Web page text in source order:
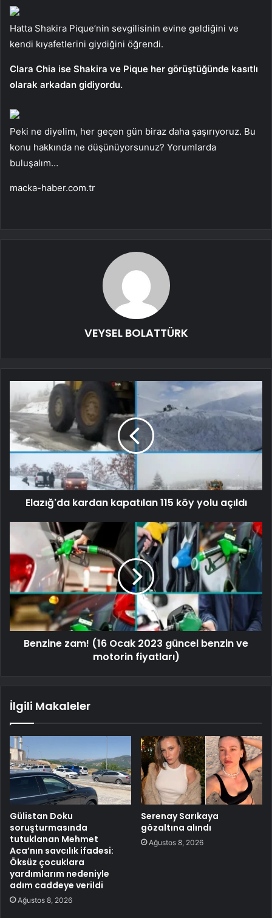
Hatta Shakira Pique’nin sevgilisinin evine geldiğini ve
kendi kıyafetlerini giydiğini öğrendi.
Clara Chia ise Shakira ve Pique her görüştüğünde kasıtlı
olarak arkadan gidiyordu.
Peki ne diyelim, her geçen gün biraz daha şaşırıyoruz. Bu
konu hakkında ne düşünüyorsunuz? Yorumlarda
buluşalım…
macka-haber.com.tr
VEYSEL BOLATTÜRK
Elazığ'da kardan kapatılan 115 köy yolu açıldı
Benzine zam! (16 Ocak 2023 güncel benzin ve
motorin fiyatları)
İlgili Makaleler
Gülistan Doku
soruşturmasında
tutuklanan Mehmet
Aca’nın savcılık ifadesi:
Öksüz çocuklara
yardımlarım nedeniyle
adım caddeye verildi
Ağustos 8, 2026
Serenay Sarıkaya
gözaltına alındı
Ağustos 8, 2026